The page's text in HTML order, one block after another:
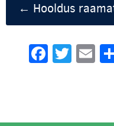
← Hooldus